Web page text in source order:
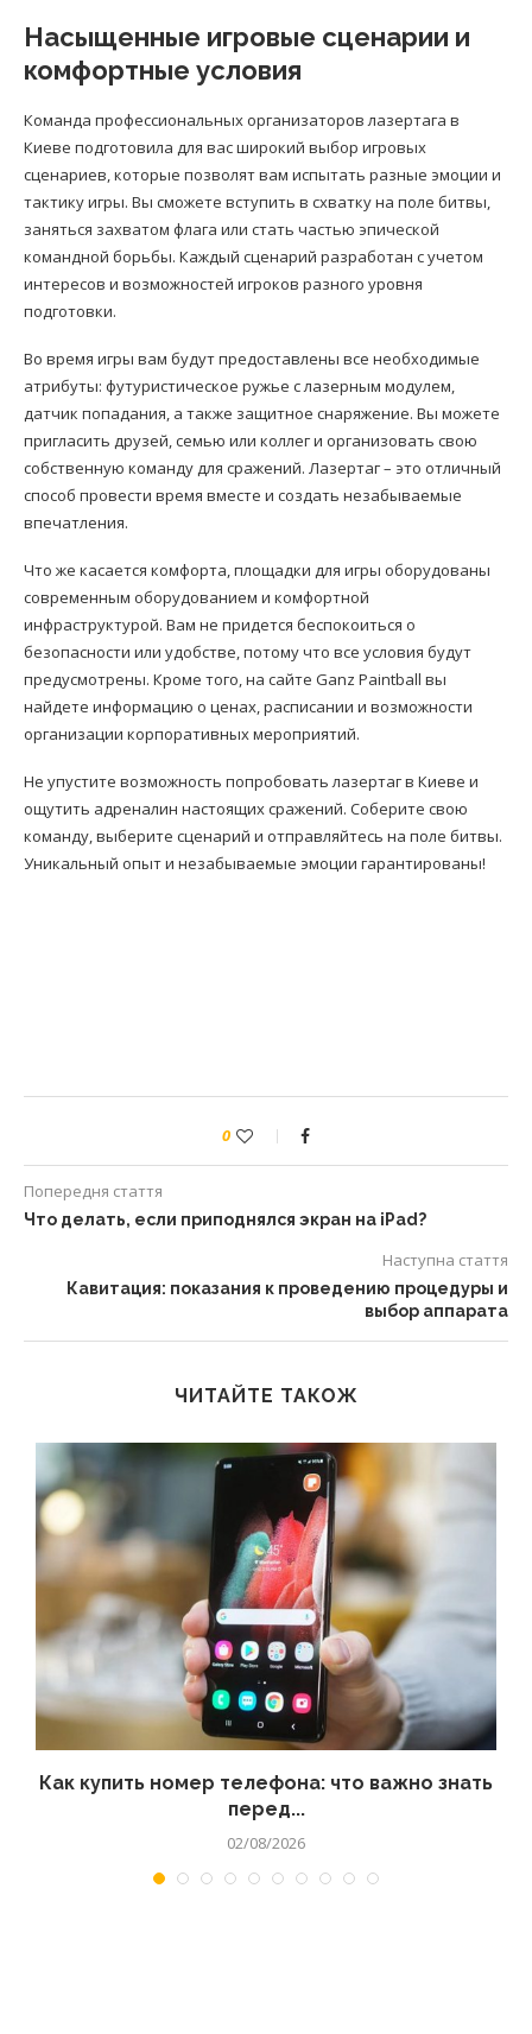
Насыщенные игровые сценарии и
комфортные условия
Команда профессиональных организаторов лазертага в
Киеве подготовила для вас широкий выбор игровых
сценариев, которые позволят вам испытать разные эмоции и
тактику игры. Вы сможете вступить в схватку на поле битвы,
заняться захватом флага или стать частью эпической
командной борьбы. Каждый сценарий разработан с учетом
интересов и возможностей игроков разного уровня
подготовки.
Во время игры вам будут предоставлены все необходимые
атрибуты: футуристическое ружье с лазерным модулем,
датчик попадания, а также защитное снаряжение. Вы можете
пригласить друзей, семью или коллег и организовать свою
собственную команду для сражений. Лазертаг – это отличный
способ провести время вместе и создать незабываемые
впечатления.
Что же касается комфорта, площадки для игры оборудованы
современным оборудованием и комфортной
инфраструктурой. Вам не придется беспокоиться о
безопасности или удобстве, потому что все условия будут
предусмотрены. Кроме того, на сайте Ganz Paintball вы
найдете информацию о ценах, расписании и возможности
организации корпоративных мероприятий.
Не упустите возможность попробовать лазертаг в Киеве и
ощутить адреналин настоящих сражений. Соберите свою
команду, выберите сценарий и отправляйтесь на поле битвы.
Уникальный опыт и незабываемые эмоции гарантированы!
0
Попередня стаття
Что делать, если приподнялся экран на iPad?
Наступна стаття
Кавитация: показания к проведению процедуры и
выбор аппарата
ЧИТАЙТЕ ТАКОЖ
Как купить номер телефона: что важно знать
перед...
02/08/2026